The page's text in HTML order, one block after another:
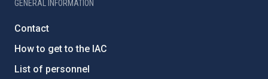
GENERAL INFORMATION
Contact
How to get to the IAC
List of personnel